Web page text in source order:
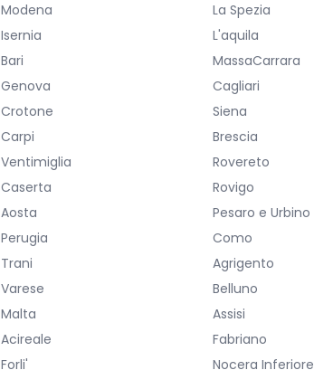
Modena La Spezia
Isernia L'aquila
Bari MassaCarrara
Genova Cagliari
Crotone Siena
Carpi Brescia
Ventimiglia Rovereto
Caserta Rovigo
Aosta Pesaro e Urbino
Perugia Como
Trani Agrigento
Varese Belluno
Malta Assisi
Acireale Fabriano
Forli' Nocera Inferiore